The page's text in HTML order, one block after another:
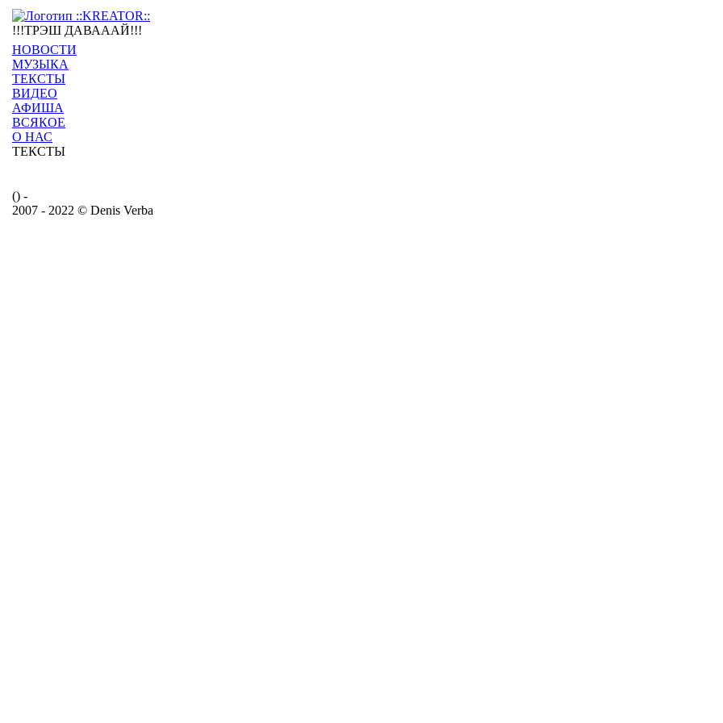
!!!ТРЭШ ДАВАААЙ!!!
НОВОСТИ
МУЗЫКА
ТЕКСТЫ
ВИДЕО
АФИША
ВСЯКОЕ
О НАС
ТЕКСТЫ
() -
2007 - 2022 © Denis Verba